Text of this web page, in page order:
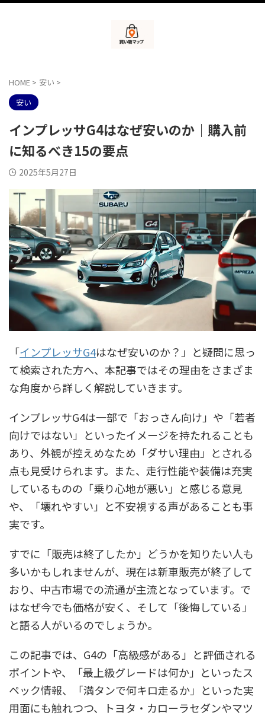
HOME > 安い >
安い
インプレッサG4はなぜ安いのか｜購入前
に知るべき15の要点
2025年5月27日
「インプレッサG4はなぜ安いのか？」と疑問に思っ
て検索された方へ、本記事ではその理由をさまざま
な角度から詳しく解説していきます。
インプレッサG4は一部で「おっさん向け」や「若者
向けではない」といったイメージを持たれることも
あり、外観が控えめなため「ダサい理由」とされる
点も見受けられます。また、走行性能や装備は充実
しているものの「乗り心地が悪い」と感じる意見
や、「壊れやすい」と不安視する声があることも事
実です。
すでに「販売は終了したか」どうかを知りたい人も
多いかもしれませんが、現在は新車販売が終了して
おり、中古市場での流通が主流となっています。で
はなぜ今でも価格が安く、そして「後悔している」
と語る人がいるのでしょうか。
この記事では、G4の「高級感がある」と評価される
ポイントや、「最上級グレードは何か」といったス
ペック情報、「満タンで何キロ走るか」といった実
用面にも触れつつ、トヨタ・カローラセダンやマツ